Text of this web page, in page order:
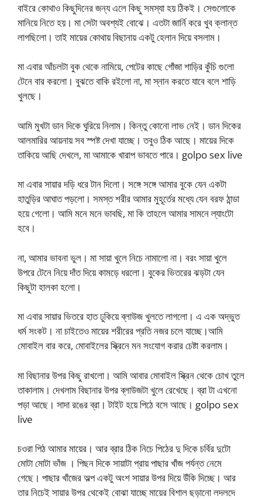
বাইরে কোথাও কিছুদিনের জন্য এলে কিছু সমস্যা হয় ঠিকই। সেগুলোকে
মানিয়ে নিতে হয়। মা সেটা অবশ্যই বোঝে। এতটা জার্নি করে খুব ক্লান্ত
লাগছিলো। তাই মায়ের কোথায় বিছানায় একটু হেলান দিয়ে বসলাম।
মা এবার আঁচলটা বুক থেকে নামিয়ে, পেটের কাছে গোঁজা শাড়ির কুঁচি গুলো
টেনে বার করলো। বুঝতে বাকি রইলো না, মা স্নান করতে যাবে বলে শাড়ি
খুলছে।
আমি মুখটা ডান দিকে ঘুরিয়ে নিলাম। কিন্তু কোনো লাভ নেই। ডান দিকের
আলমারির আয়নায় সব স্পষ্ট দেখা যাচ্ছে। তবুও ঠিক আছে। মায়ের দিকে
তাকিয়ে আছি দেখলে, মা আমাকে খারাপ ভাবতে পারে। golpo sex live
মা এবার সায়ার দড়ি ধরে টান দিলো। সঙ্গে সঙ্গে আমার বুকে যেন একটা
হাতুড়ির আঘাত পড়লো। সমস্ত শরীর আমার মুহূর্তের মধ্যে যেন বরফ ঠান্ডা
হয়ে গেলো। আমি মনে মনে ভাবছি, মা কি তাহলে আমার সামনে ল্যাংটো
হবে।
না, আমার ভাবনা ভুল। মা সায়া খুলে নিচে নামালো না। বরং সায়া খুলে
উপরে টেনে নিয়ে দাঁত দিয়ে কামড়ে ধরলো। বুকের ভিতরের ঝড়টা যেন
কিছুটা হালকা হলো।
মা এবার সায়ার ভিতরে হাত ঢুকিয়ে ব্লাউজ খুলতে লাগলো। এ এক অদ্ভুত
ধর্ম সংকট। না চাইতেও মায়ের শরীরের প্রতি নজর চলে যাচ্ছে।আমি
মোবাইল বার করে, মোবাইলের স্ক্রিনে মন সংযোগ করার চেষ্টা করলাম।
মা বিছানার উপর কিছু রাখলো। আমি আবার মোবাইল স্ক্রিন থেকে চোখ তুলে
তাকালাম। দেখলাম বিছানার উপর ব্লাউজটা খুলে রেখেছে। ব্রা টা এখনো
পড়া আছে। সাদা রঙের ব্রা। টাইট হয়ে পিঠে বসে আছে। golpo sex
live
চওরা পিঠ আমার মায়ের। আর ব্রার ঠিক নিচে পিঠের দু দিকে চর্বির দুটো
মোটা মোটা ভাঁজ । পিছন দিকে সায়াটা প্রায় পাছার খাঁজ পর্যন্ত নেমে
গেছে। পাছার খাঁজের অল্প একটু অংশ সায়ার উপর দিয়ে উঁকি দিচ্ছে। আর
তার নিচেই সায়ার উপর থেকেই বোঝা যাচ্ছে মায়ের বিশাল ছড়ানো লদলদে